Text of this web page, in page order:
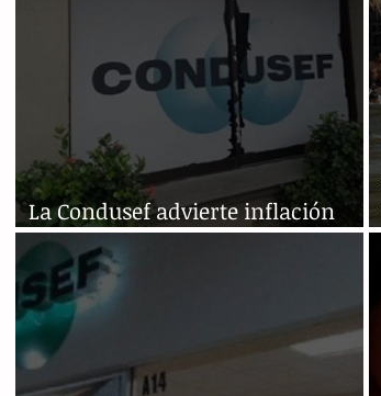
La Condusef advierte inflación
tras la pandemia